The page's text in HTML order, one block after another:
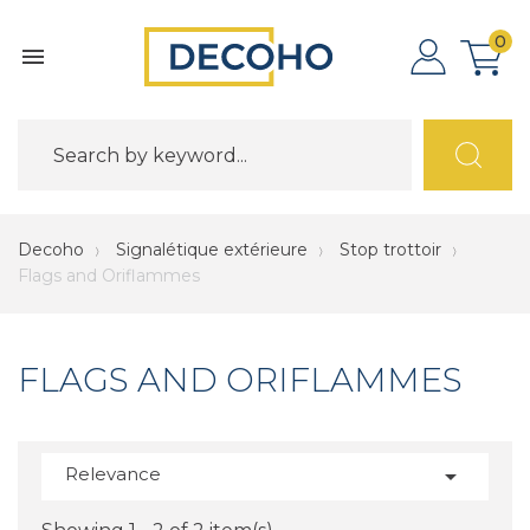

0
Decoho Signalétique extérieure
Stop trottoir
Flags and Oriflammes
FLAGS AND ORIFLAMMES
Relevance 